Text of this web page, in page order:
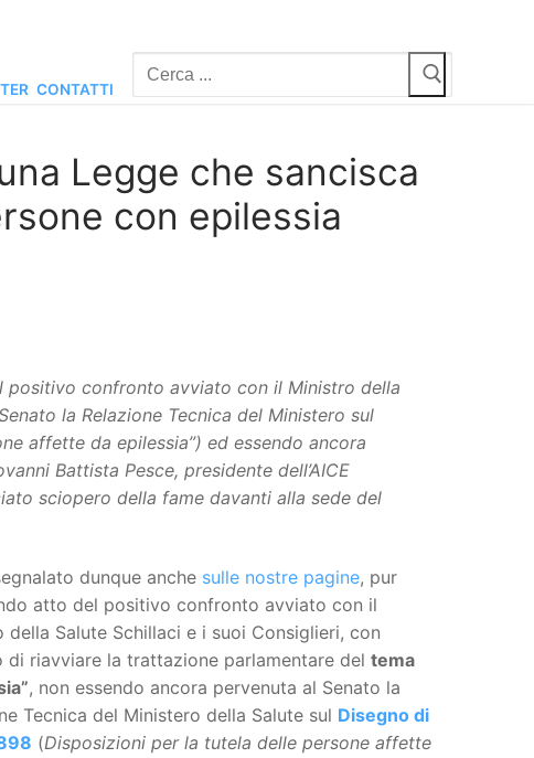
CONTATTI
Cerca:
Legge che sancisca
con epilessia
positivo confronto avviato con il Ministro della
la Relazione Tecnica del Ministero sul
affette da epilessia”) ed essendo ancora
Battista Pesce, presidente dell’AICE
sciopero della fame davanti alla sede del
dunque anche sulle nostre pagine, pur
atto del positivo confronto avviato con il
della Salute Schillaci e i suoi Consiglieri, con
di riavviare la trattazione parlamentare del tema
, non essendo ancora pervenuta al Senato la
Tecnica del Ministero della Salute sul Disegno di
(Disposizioni per la tutela delle persone affette